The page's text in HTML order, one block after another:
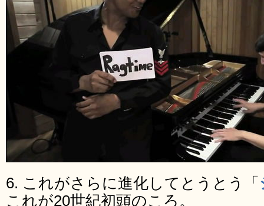
6. これがさらに進化してとうとう「
これが20世紀初頭のころ。